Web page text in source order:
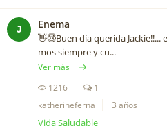
J Enema
👋😇Buen día querida
mos siempre y cu...
Ver más
1216
1
katherineferna
3 años
Vida Saludable